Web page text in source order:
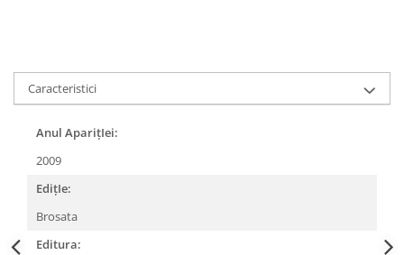
Caracteristici
Anul AparițIei:
2009
EdițIe:
Brosata
Editura: